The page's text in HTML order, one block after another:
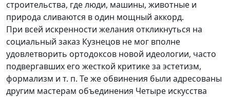
строительства, где люди, машины, животные и
природа сливаются в один мощный аккорд.
При всей искренности желания откликнуться на
социальный заказ Кузнецов не мог вполне
удовлетворить ортодоксов новой идеологии, часто
подвергавших его жесткой критике за эстетизм,
формализм и т. п. Те же обвинения были адресованы
другим мастерам объединения Четыре искусства